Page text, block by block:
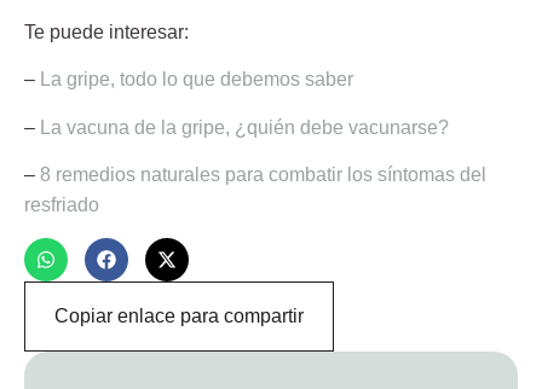
Te puede interesar:
– La gripe, todo lo que debemos saber
– La vacuna de la gripe, ¿quién debe vacunarse?
– 8 remedios naturales para combatir los síntomas del
resfriado
Copiar enlace para compartir